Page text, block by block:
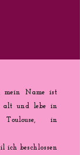
mein Name ist
alt und lebe in
in
ich beschlossen